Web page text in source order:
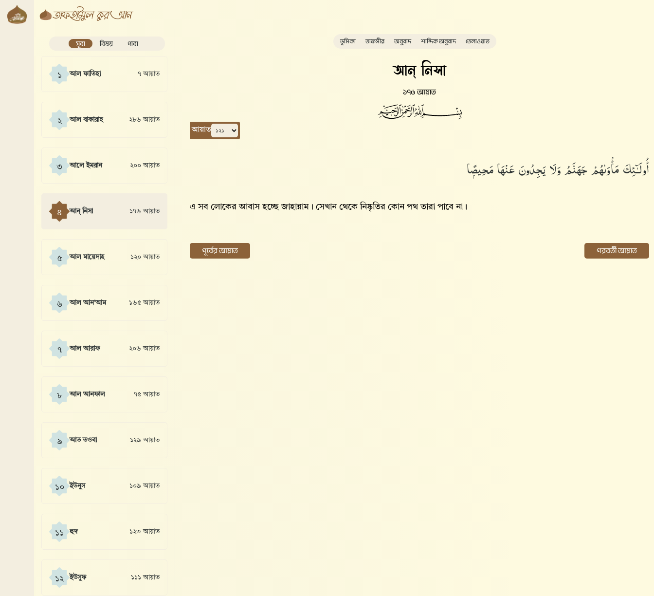
সূরা বিষয় পারা
১ আল ফাতিহা ৭ আয়াত
২ আল বাকারাহ ২৮৬ আয়াত
৩ আলে ইমরান ২০০ আয়াত
৪ আন্ নিসা ১৭৬ আয়াত
৫ আল মায়েদাহ ১২০ আয়াত
৬ আল আন'আম ১৬৫ আয়াত
৭ আল আরাফ ২০৬ আয়াত
৮ আল আনফাল ৭৫ আয়াত
৯ আত তওবা ১২৯ আয়াত
১০ ইউনুস ১০৯ আয়াত
১১ হুদ ১২৩ আয়াত
১২ ইউসুফ ১১১ আয়াত
ভূমিকা তাফসীর অনুবাদ শাব্দিক অনুবাদ তেলাওয়াত
আন্ নিসা
১৭৬ আয়াত
আয়াত
أُو۟لَـٰٓئِكَ مَأْوَىٰهُمْ جَهَنَّمُ وَلَا يَجِدُونَ عَنْهَا مَحِيصًۭا
এ সব লোকের আবাস হচ্ছে জাহান্নাম। সেখান থেকে নিষ্কৃতির কোন পথ তারা পাবে না।
পূর্বের আয়াত পরবর্তী আয়াত